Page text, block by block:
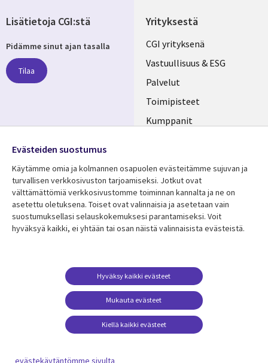
Yrityksestä
Useful
links
FINLAND
CGI yrityksenä
Vastuullisuus & ESG
Palvelut
Toimipisteet
Kumppanit
Resurssikeskus
Library
FINLAND
Asiakastarinat
Lisätietoa
Legal
Tietosuoja
Käyttöehdot
Yhteystiedot
Evästeasetuksesi
Lisätietoja CGI:stä
Pidämme sinut ajan tasalla
Tilaa
Media
FINLAND
Evästeiden suostumus
Käytämme omia ja kolmannen osapuolen evästeitämme sujuvan ja
turvallisen verkkosivuston tarjoamiseksi. Jotkut ovat
välttämättömiä verkkosivustomme toiminnan kannalta ja ne on
asetettu oletuksena. Toiset ovat valinnaisia ​​ja asetetaan vain
suostumuksellasi selauskokemuksesi parantamiseksi. Voit
hyväksyä kaikki, ei yhtään tai osan näistä valinnaisista evästeistä.
Mukauta evästeet
Hyväksy kaikki evästeet
Kiellä kaikki evästeet
evästekäytäntömme sivulta